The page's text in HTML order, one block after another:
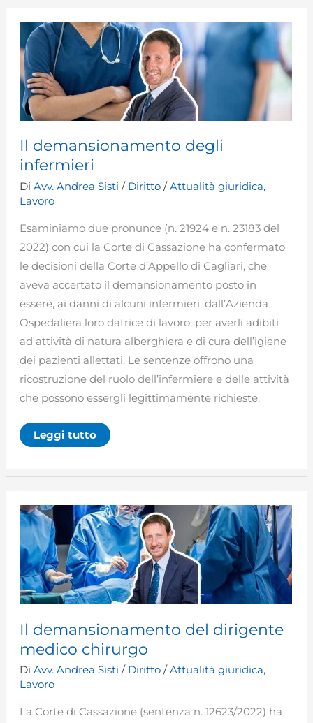
Il demansionamento degli
infermieri
DiAvv. Andrea Sisti/ Diritto /Attualità giuridica,
Lavoro
Esaminiamo due pronunce (n. 21924 e n. 23183 del
2022) con cui la Corte di Cassazione ha confermato
le decisioni della Corte d’Appello di Cagliari, che
aveva accertato il demansionamento posto in
essere, ai danni di alcuni infermieri, dall’Azienda
Ospedaliera loro datrice di lavoro, per averli adibiti
ad attività di natura alberghiera e di cura dell’igiene
dei pazienti allettati. Le sentenze offrono una
ricostruzione del ruolo dell’infermiere e delle attività
che possono essergli legittimamente richieste.
Il
demansionamento
Leggi tutto
Il demansionamento del dirigente
medico chirurgo
DiAvv. Andrea Sisti/ Diritto /Attualità giuridica,
Lavoro
La Corte di Cassazione (sentenza n. 12623/2022) ha